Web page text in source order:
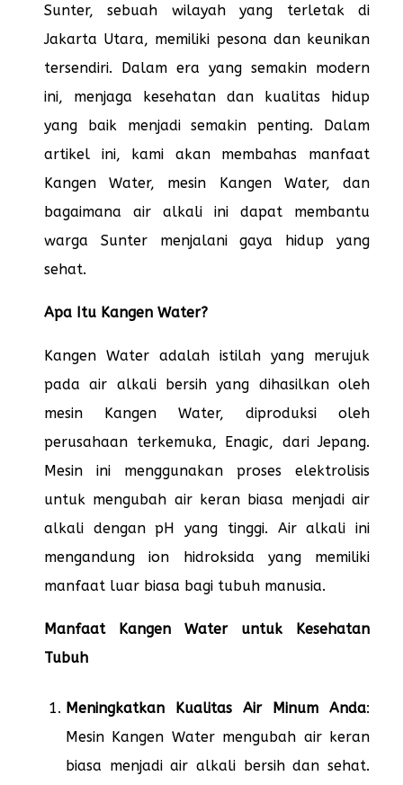
Sunter, sebuah wilayah yang terletak di
Jakarta Utara, memiliki pesona dan keunikan
tersendiri. Dalam era yang semakin modern
ini, menjaga kesehatan dan kualitas hidup
yang baik menjadi semakin penting. Dalam
artikel ini, kami akan membahas manfaat
Kangen Water, mesin Kangen Water, dan
bagaimana air alkali ini dapat membantu
warga Sunter menjalani gaya hidup yang
sehat.
Apa Itu Kangen Water?
Kangen Water adalah istilah yang merujuk
pada air alkali bersih yang dihasilkan oleh
mesin Kangen Water, diproduksi oleh
perusahaan terkemuka, Enagic, dari Jepang.
Mesin ini menggunakan proses elektrolisis
untuk mengubah air keran biasa menjadi air
alkali dengan pH yang tinggi. Air alkali ini
mengandung ion hidroksida yang memiliki
manfaat luar biasa bagi tubuh manusia.
Manfaat Kangen Water untuk Kesehatan
Tubuh
Meningkatkan Kualitas Air Minum Anda:
Mesin Kangen Water mengubah air keran
biasa menjadi air alkali bersih dan sehat.